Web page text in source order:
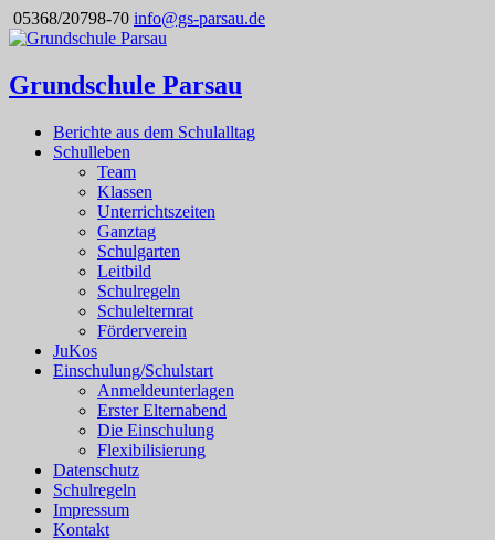
05368/20798-70 info@gs-parsau.de
Grundschule Parsau
Berichte aus dem Schulalltag
Schulleben
Team
Klassen
Unterrichtszeiten
Ganztag
Schulgarten
Leitbild
Schulregeln
Schulelternrat
Förderverein
JuKos
Einschulung/Schulstart
Anmeldeunterlagen
Erster Elternabend
Die Einschulung
Flexibilisierung
Datenschutz
Schulregeln
Impressum
Kontakt